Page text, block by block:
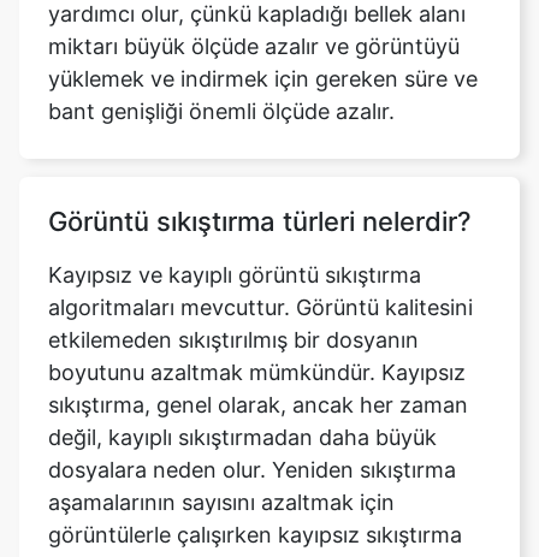
bant genişliği önemli ölçüde azalır.
Görüntü sıkıştırma türleri nelerdir?
algoritmaları mevcuttur. Görüntü kalitesini
boyutunu azaltmak mümkündür. Kayıpsız
sıkıştırma, genel olarak, ancak her zaman
değil, kayıplı sıkıştırmadan daha büyük
dosyalara neden olur. Yeniden sıkıştırma
aşamalarının sayısını azaltmak için
görüntülerle çalışırken kayıpsız sıkıştırma
kullanılması önerilir. Kayıplı kodlama
sıkıştırma algoritmaları, orijinal
sıkıştırılmamış görüntünün kusursuz